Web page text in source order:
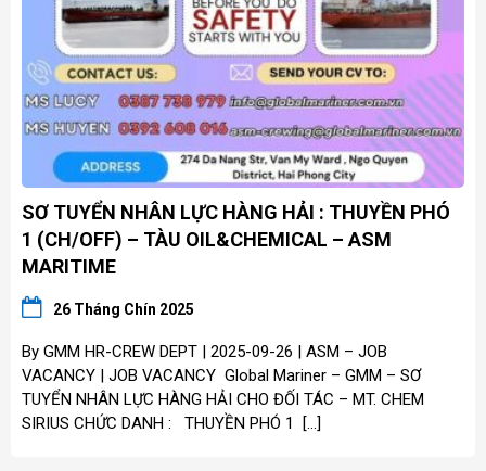
SƠ TUYỂN NHÂN LỰC HÀNG HẢI : THUYỀN PHÓ
1 (CH/OFF) – TÀU OIL&CHEMICAL – ASM
MARITIME
26 Tháng Chín 2025
By GMM HR-CREW DEPT | 2025-09-26 | ASM – JOB
VACANCY | JOB VACANCY Global Mariner – GMM – SƠ
TUYỂN NHÂN LỰC HÀNG HẢI CHO ĐỐI TÁC – MT. CHEM
SIRIUS CHỨC DANH : THUYỀN PHÓ 1 […]